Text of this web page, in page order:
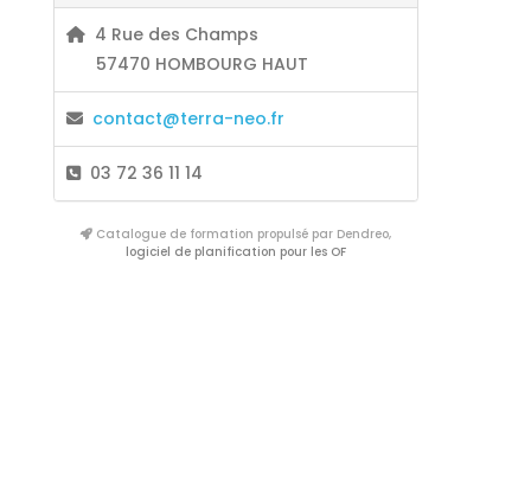
4 Rue des Champs
57470 HOMBOURG HAUT
contact@terra-neo.fr
03 72 36 11 14
Catalogue de formation propulsé par Dendreo,
logiciel de planification pour les OF